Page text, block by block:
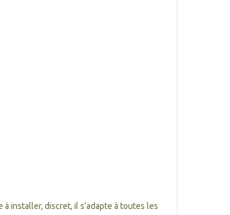
installer, discret, il s’adapte à toutes les